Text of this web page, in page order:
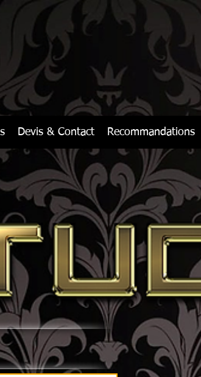
Devis & Contact Recommandations